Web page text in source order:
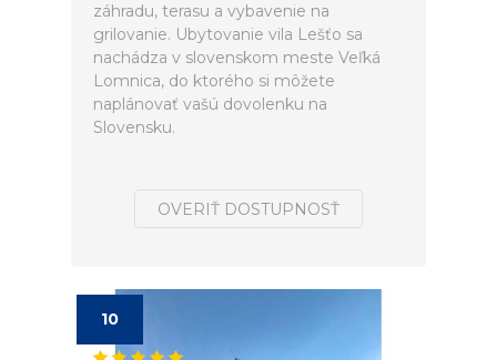
záhradu, terasu a vybavenie na
grilovanie. Ubytovanie vila Lešťo sa
nachádza v slovenskom meste Veľká
Lomnica, do ktorého si môžete
naplánovať vašú dovolenku na
Slovensku.
OVERIŤ DOSTUPNOSŤ
10